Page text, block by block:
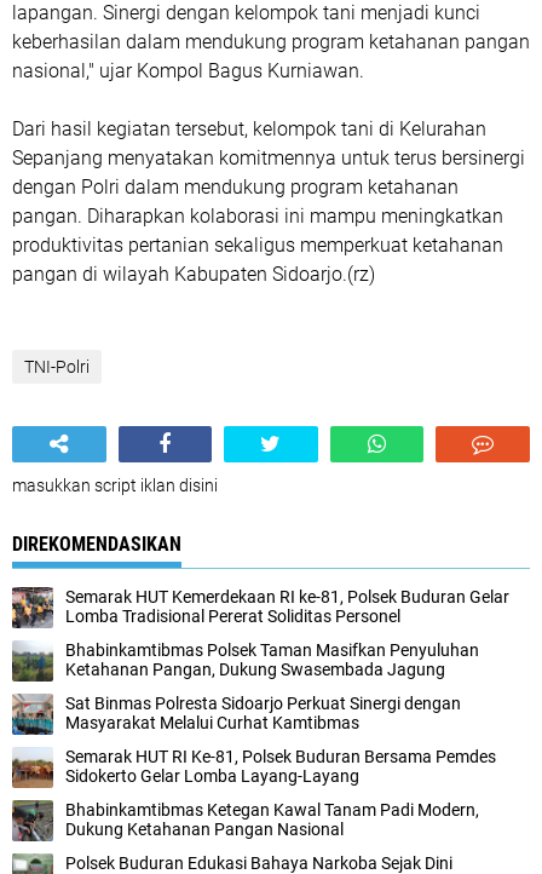
lapangan. Sinergi dengan kelompok tani menjadi kunci
keberhasilan dalam mendukung program ketahanan pangan
nasional," ujar Kompol Bagus Kurniawan.
Dari hasil kegiatan tersebut, kelompok tani di Kelurahan
Sepanjang menyatakan komitmennya untuk terus bersinergi
dengan Polri dalam mendukung program ketahanan
pangan. Diharapkan kolaborasi ini mampu meningkatkan
produktivitas pertanian sekaligus memperkuat ketahanan
pangan di wilayah Kabupaten Sidoarjo.(rz)
TNI-Polri
masukkan script iklan disini
DIREKOMENDASIKAN
Semarak HUT Kemerdekaan RI ke-81, Polsek Buduran Gelar
Lomba Tradisional Pererat Soliditas Personel
Bhabinkamtibmas Polsek Taman Masifkan Penyuluhan
Ketahanan Pangan, Dukung Swasembada Jagung
Sat Binmas Polresta Sidoarjo Perkuat Sinergi dengan
Masyarakat Melalui Curhat Kamtibmas
Semarak HUT RI Ke-81, Polsek Buduran Bersama Pemdes
Sidokerto Gelar Lomba Layang-Layang
Bhabinkamtibmas Ketegan Kawal Tanam Padi Modern,
Dukung Ketahanan Pangan Nasional
Polsek Buduran Edukasi Bahaya Narkoba Sejak Dini